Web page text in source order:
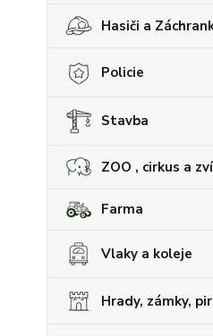
Hasiči a
Policie
Stavba
ZOO , cirkus a
Farma
Vlaky a koleje
Hrady, zámky,